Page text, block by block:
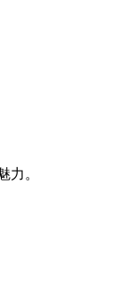
力。